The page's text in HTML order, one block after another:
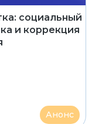
социальный
и коррекция
Анонс